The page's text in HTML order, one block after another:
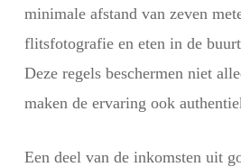
minimale afstand van zeven
flitsfotografie en eten in de
Deze regels beschermen niet
maken de ervaring ook
Een deel van de inkomsten uit